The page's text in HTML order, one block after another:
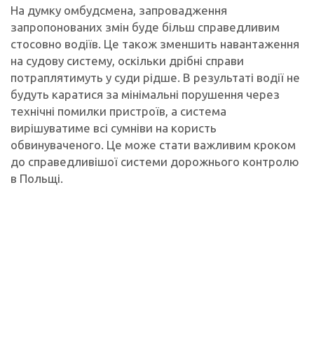
На думку омбудсмена, запровадження
запропонованих змін буде більш справедливим
стосовно водіїв. Це також зменшить навантаження
на судову систему, оскільки дрібні справи
потраплятимуть у суди рідше. В результаті водії не
будуть каратися за мінімальні порушення через
технічні помилки пристроїв, а система
вирішуватиме всі сумніви на користь
обвинуваченого. Це може стати важливим кроком
до справедливішої системи дорожнього контролю
в Польщі.